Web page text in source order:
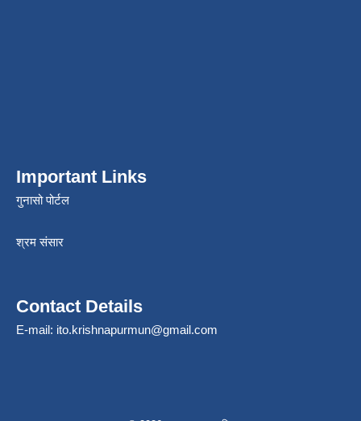
Important Links
गुनासो पोर्टल
श्रम संसार
Contact Details
E-mail: ito.krishnapurmun@gmail.com